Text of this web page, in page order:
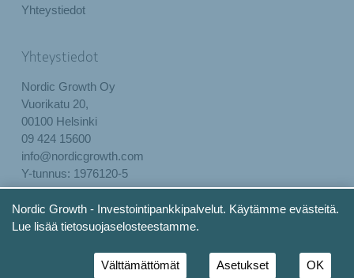
Nordic Growth - Investointipankkipalvelut. Käytämme evästeitä.
Lue lisää tietosuojaselosteestamme.
Välttämättömät Asetukset OK
Yhteystiedot
Yhteystiedot
Nordic Growth Oy
Vuorikatu 20,
00100 Helsinki
09 424 15600
info@nordicgrowth.com
Y-tunnus: 1976120-5
Rekisteri- ja tietosuojaseloste